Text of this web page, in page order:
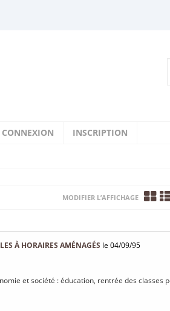
CONNEXION INSCRIPTION
MODIFIER L’AFFICHAGE
À HORAIRES AMÉNAGÉS le 04/09/95
et société : éducation, rentrée des classes